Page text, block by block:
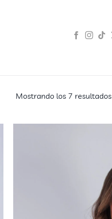
Mostrando los 7 resultados